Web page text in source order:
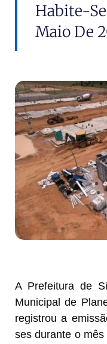
Habite-
Maio De
A Prefeitura de
Municipal de
registrou a
ses durante o